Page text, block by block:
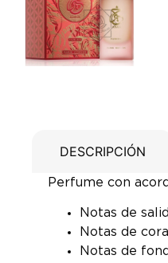
DESCRIPCIÓN
Perfume con
Notas de
Notas de
Notas de